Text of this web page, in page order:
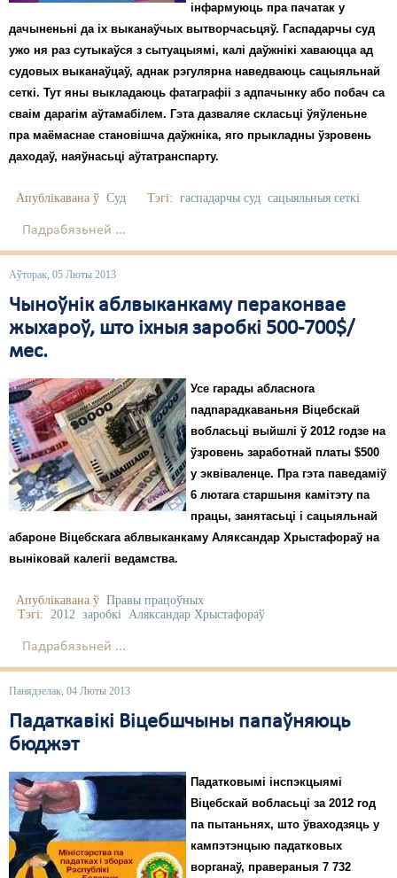
інфармуюць пра пачатак у
дачыненьні да іх выканаўчых вытворчасьцяў. Гаспадарчы суд
ужо ня раз сутыкаўся з сытуацыямі, калі даўжнікі хаваюцца ад
судовых выканаўцаў, аднак рэгулярна наведваюць сацыяльнай
сеткі. Тут яны выкладаюць фатаграфіі з адпачынку або побач са
сваім дарагім аўтамабілем. Гэта дазваляе скласьці ўяўленьне
пра маёмаснае становішча даўжнiка, яго прыкладны ўзровень
даходаў, наяўнасьці аўтатранспарту.
Апублікавана ў Суд Тэгі: гаспадарчы суд сацыяльныя сеткі
Падрабязьней ...
Аўторак, 05 Люты 2013
Чыноўнік аблвыканкаму пераконвае
жыхароў, што іхныя заробкі 500-700$/
мес.
Усе гарады абласнога
падпарадкаваньня Віцебскай
вобласьці выйшлі ў 2012 годзе на
ўзровень заработнай платы $500
у эквіваленце. Пра гэта паведаміў
6 лютага старшыня камітэту па
працы, занятасьці і сацыяльнай
абароне Віцебскага аблвыканкаму Аляксандар Хрыстафораў на
выніковай калегіі ведамства.
Апублікавана ў Правы працоўных
Тэгі: 2012 заробкі Аляксандар Хрыстафораў
Падрабязьней ...
Панядзелак, 04 Люты 2013
Падаткавікі Віцебшчыны папаўняюць
бюджэт
Падатковымі інспэкцыямі
Віцебскай вобласьці за 2012 год
па пытаньнях, што ўваходзяць у
кампэтэнцыю падатковых
ворганаў, правераныя 7 732